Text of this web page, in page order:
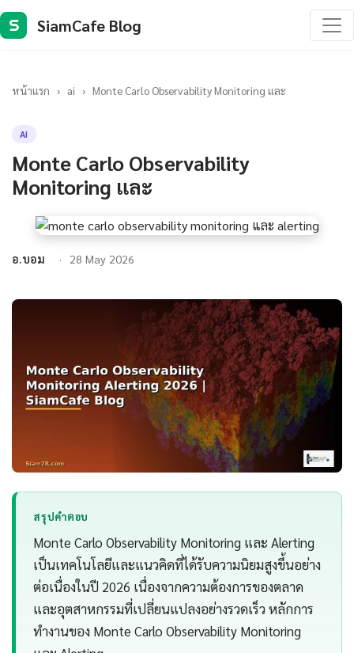
S SiamCafe Blog
หน้าแรก › ai › Monte Carlo Observability Monitoring และ
AI
Monte Carlo Observability
Monitoring และ
อ.บอม 28 May 2026
สรุปคำตอบ
Monte Carlo Observability Monitoring และ Alerting
เป็นเทคโนโลยีและแนวคิดที่ได้รับความนิยมสูงขึ้นอย่าง
ต่อเนื่องในปี 2026 เนื่องจากความต้องการของตลาด
และอุตสาหกรรมที่เปลี่ยนแปลงอย่างรวดเร็ว หลักการ
ทำงานของ Monte Carlo Observability Monitoring